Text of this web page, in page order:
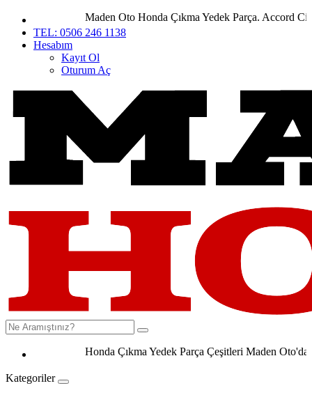
Maden Oto Honda Çıkma Yedek Parça. Accord City
TEL: 0506 246 1138
Hesabım
Kayıt Ol
Oturum Aç
Honda Çıkma Yedek Parça Çeşitleri Maden Oto'da
Kategoriler